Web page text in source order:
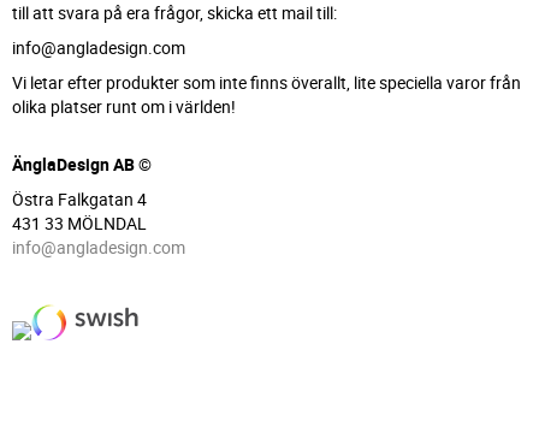
till att svara på era frågor, skicka ett mail till:
info@angladesign.com
Vi letar efter produkter som inte finns överallt, lite speciella varor från
olika platser runt om i världen!
ÄnglaDesign AB ©
Östra Falkgatan 4
431 33 MÖLNDAL
info@angladesign.com